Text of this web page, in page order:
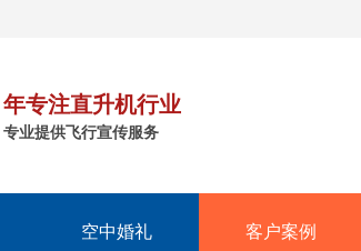
年专注直升机行业
专业提供飞行宣传服务
空中婚礼 客户案例